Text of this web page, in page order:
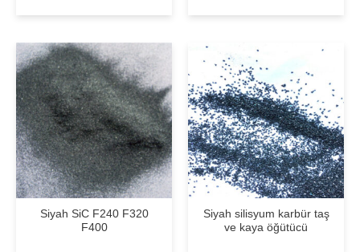
Siyah SiC F240 F320
F400
Siyah silisyum karbür taş
ve kaya öğütücü